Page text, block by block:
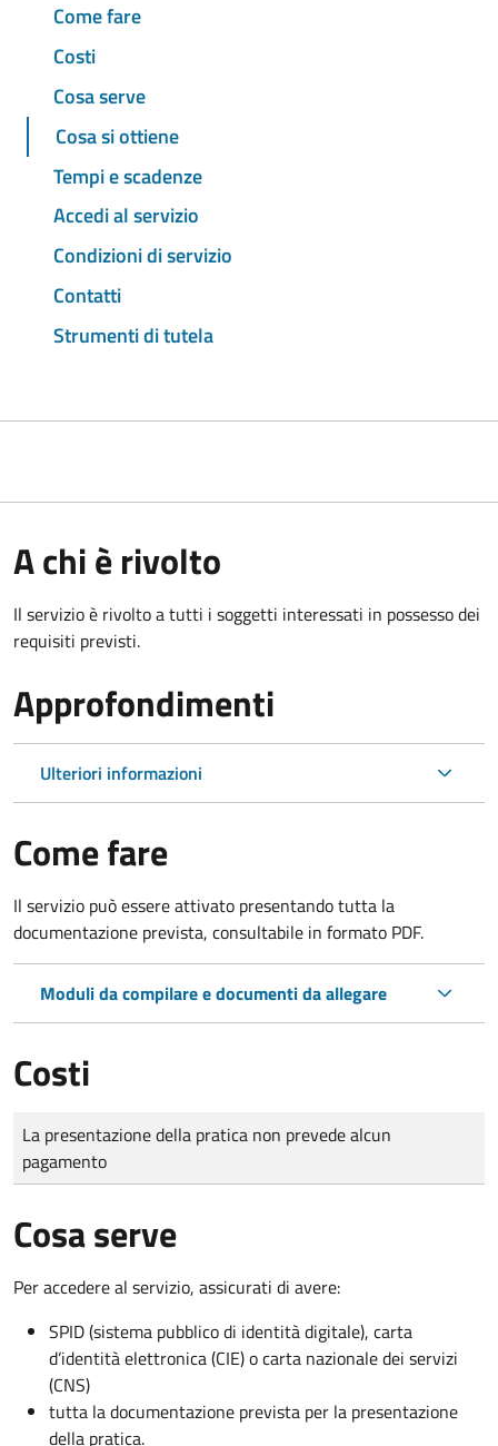
Come fare
Costi
Cosa serve
Cosa si ottiene
Tempi e scadenze
Accedi al servizio
Condizioni di servizio
Contatti
Strumenti di tutela
A chi è rivolto
Il servizio è rivolto a tutti i soggetti interessati in possesso dei
requisiti previsti.
Approfondimenti
Ulteriori informazioni
Come fare
Il servizio può essere attivato presentando tutta la
documentazione prevista, consultabile in formato PDF.
Moduli da compilare e documenti da allegare
Costi
Tipo di pagamento
Importo
La presentazione della pratica non prevede alcun
pagamento
Cosa serve
Per accedere al servizio, assicurati di avere:
SPID (sistema pubblico di identità digitale), carta
d’identità elettronica (CIE) o carta nazionale dei servizi
(CNS)
tutta la documentazione prevista per la presentazione
della pratica.